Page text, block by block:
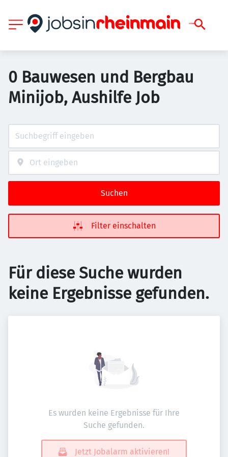
0 Bauwesen und Bergbau
Minijob, Aushilfe Job
Suchen
Filter einschalten
Für diese Suche wurden
keine Ergebnisse gefunden.
Es wurden keine Ergebnisse für Ihre
Suche gefunden.
Jetzt Jobalarm aktivieren!